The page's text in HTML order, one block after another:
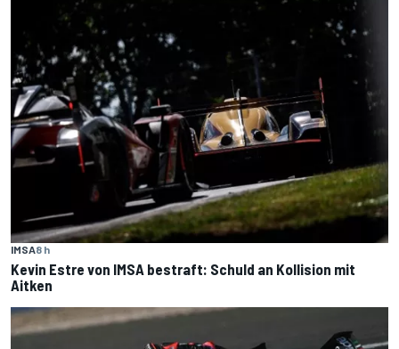
IMSA8 h
Kevin Estre von IMSA bestraft: Schuld an Kollision mit
Aitken